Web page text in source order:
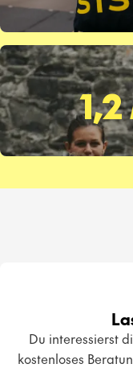
Du interessierst
kostenloses